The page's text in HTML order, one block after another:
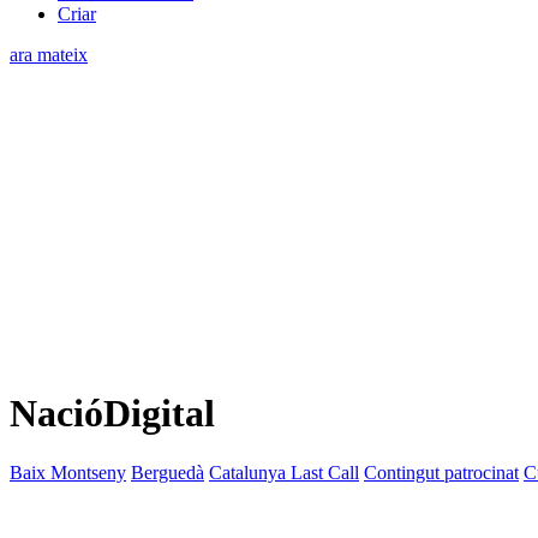
Criar
ara mateix
NacióDigital
Baix Montseny Berguedà Catalunya Last Call Contingut patrocinat